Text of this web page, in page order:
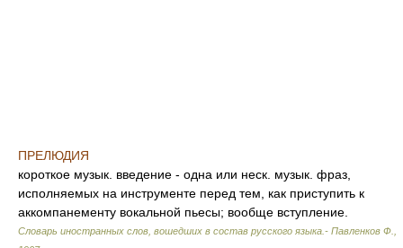
ПРЕЛЮДИЯ
короткое музык. введение - одна или неск. музык. фраз,
исполняемых на инструменте перед тем, как приступить к
аккомпанементу вокальной пьесы; вообще вступление.
Словарь иностранных слов, вошедших в состав русского языка.- Павленков Ф.